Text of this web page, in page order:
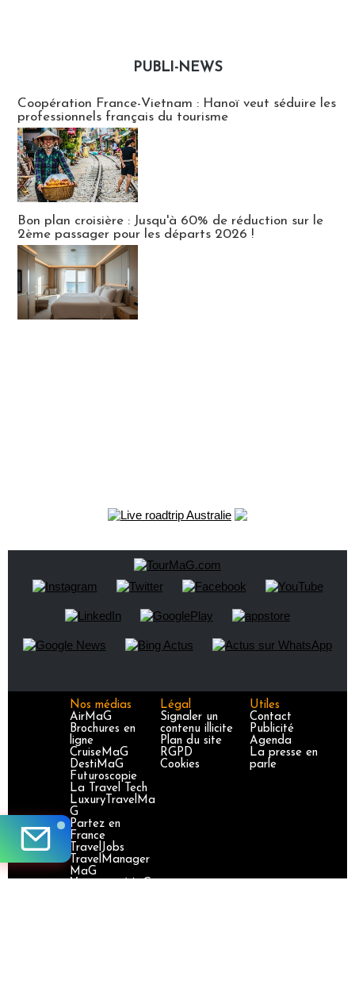
PUBLI-NEWS
Coopération France-Vietnam : Hanoï veut séduire les
professionnels français du tourisme
Bon plan croisière : Jusqu'à 60% de réduction sur le
2ème passager pour les départs 2026 !
Nos médias
AirMaG
Brochures en
ligne
CruiseMaG
DestiMaG
Futuroscopie
La Travel Tech
LuxuryTravelMa
G
Partez en
France
TravelJobs
TravelManager
MaG
Légal
Signaler un
contenu illicite
Plan du site
RGPD
Cookies
Utiles
Contact
Publicité
Agenda
La presse en
parle